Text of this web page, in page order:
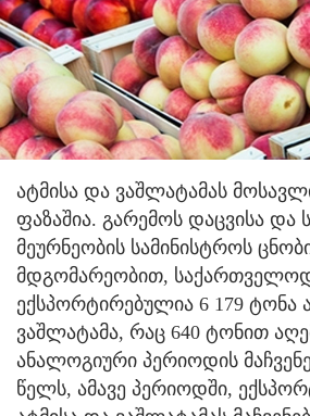
ატმისა და ვაშლატამას
ფაზაშია. გარემოს დაცვისა
მეურნეობის სამინისტროს
მდგომარეობით,
ექსპორტირებულია 6 179 ტონა
ვაშლატამა, რაც 640 ტონით
ანალოგიური პერიოდის
წელს, ამავე პერიოდში,